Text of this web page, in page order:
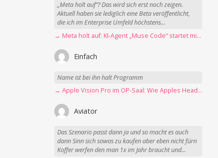
„Meta holt auf“? Das wird sich erst noch zeigen.
Aktuell haben sie lediglich eine Beta veröffentlicht,
die ich im Enterprise Umfeld höchstens...
→ Meta holt auf: KI-Agent „Muse Code“ startet mit erster Betaversion
Einfach
Name ist bei ihn halt Programm
→ Apple Vision Pro im OP-Saal: Wie Apples Headset Operationen beschleunigt
Aviator
Das Szenario passt dann ja und so macht es auch
dann Sinn sich sowas zu kaufen aber eben nicht fürn
Koffer werfen den man 1x im Jahr braucht und...